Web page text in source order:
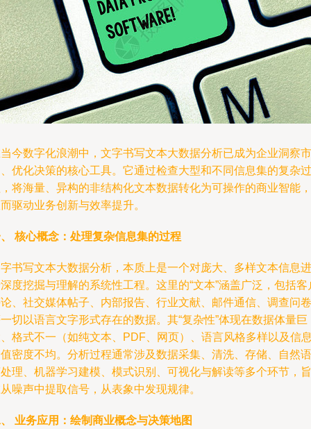
今数字化浪潮中，文字书写文本大数据分析已成为企业洞察市
优化决策的核心工具。它通过检查大型和不同信息集的复杂过
将海量、异构的非结构化文本数据转化为可操作的商业智能，
驱动业务创新与效率提升。
核心概念：处理复杂信息集的过程
书写文本大数据分析，本质上是一个对庞大、多样文本信息进
度挖掘与理解的系统性工程。这里的“文本”涵盖广泛，包括客
、社交媒体帖子、内部报告、行业文献、邮件通信、调查问卷
切以语言文字形式存在的数据。其“复杂性”体现在数据体量巨
格式不一（如纯文本、PDF、网页）、语言风格多样以及信
密度不均。分析过程通常涉及数据采集、清洗、存储、自然语
理、机器学习建模、模式识别、可视化与解读等多个环节，旨
噪声中提取信号，从表象中发现规律。
业务应用：绘制商业概念与决策地图